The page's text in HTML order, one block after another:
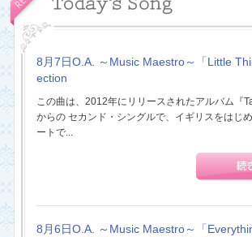
8月7日O.A. ～Music Maestro～「Little
ection
この曲は、2012年にリリースされたアルバム『
からの セカンド・シングルで、イギリスをはじ
ートで...
8月6日O.A. ～Music Maestro～「